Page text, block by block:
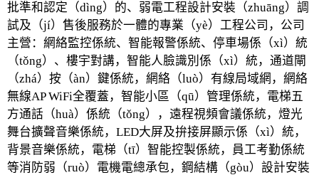
批準和認定（dìng）的、弱電工程設計安裝（zhuāng）調
試及（jí）售後服務於一體的專業（yè）工程公司，公司
主營：網絡監控係統、智能報警係統、停車場係（xì）統
（tǒng）、樓宇對講，智能人臉識別係（xì）統，通道閘
（zhá）按（àn）鍵係統，網絡（luò）有線局域網，網絡
無線AP WiFi全覆蓋，智能小區（qū）管理係統，電梯五
方通話（huà）係統（tǒng），遠程視頻會議係統，燈光
舞台擴聲音樂係統，LED大屏及拚接屏顯示係（xì）統，
背景音樂係統，電梯（tī）智能控製係統，員工考勤係統
等消防弱（ruò）電機電總承包，鋼結構（gòu）設計安裝